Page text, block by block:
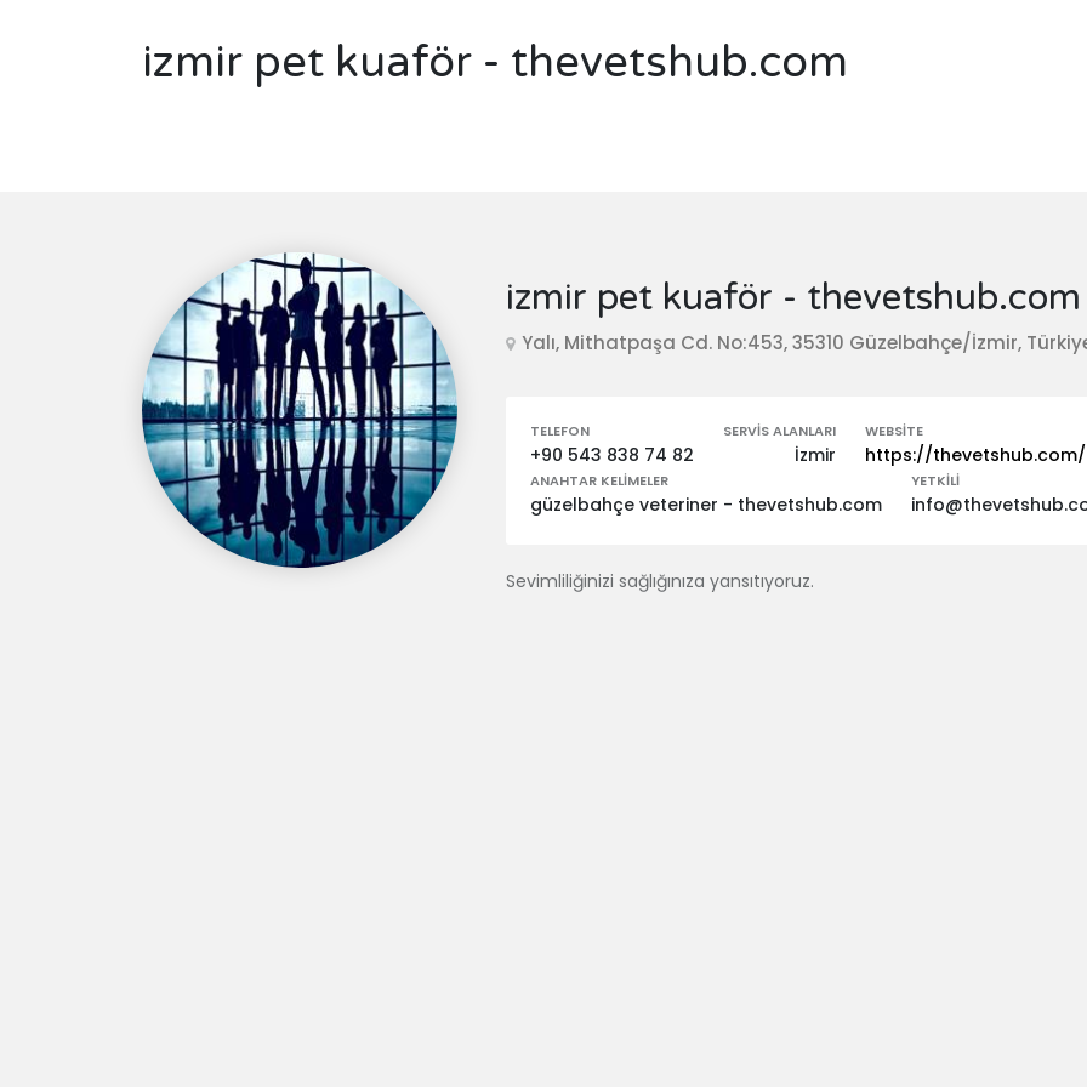
izmir pet kuaför - thevetshub.com
izmir pet kuaför - thevetshub.com
Yalı, Mithatpaşa Cd. No:453, 35310 Güzelbahçe/İzmir,
TELEFON
+90 543 838 74 82
SERVIS ALANLARI
İzmir
WEBSITE
https://thevetshub.com/
ANAHTAR KELIMELER
güzelbahçe veteriner - thevetshub.com
YETKILI
Sevimliliğinizi sağlığınıza yansıtıyoruz.